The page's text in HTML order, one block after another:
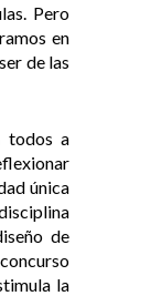
Pero
en
de las
todos a
única
de
la